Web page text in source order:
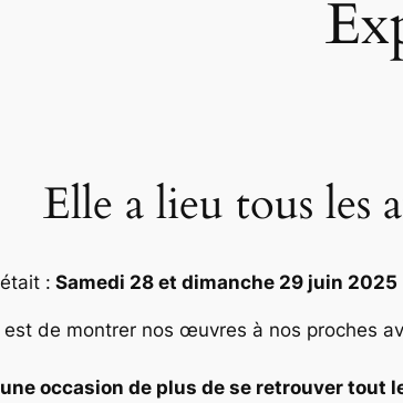
Elle a lieu tous les
: Samedi 28 et dimanche 29 juin 2025
de montrer nos œuvres à nos proches
une occasion de plus de se retrouver